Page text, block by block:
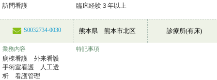
訪問看護 臨床経験３年以上
S0032734-0030 熊本県 熊本市北区 診療所(有床)
業務内容
病棟看護 外来看護
手術室看護 人工透
析 看護管理
特記事項